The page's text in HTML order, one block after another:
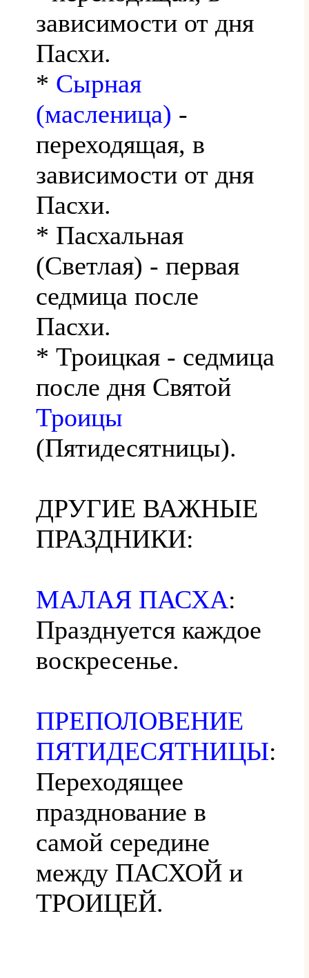
зависимости от дня
Пасхи.
* Сырная
(масленица) -
переходящая, в
зависимости от дня
Пасхи.
* Пасхальная
(Светлая) - первая
седмица после
Пасхи.
* Троицкая - седмица
после дня Святой
Троицы
(Пятидесятницы).
ДРУГИЕ ВАЖНЫЕ
ПРАЗДНИКИ:
МАЛАЯ ПАСХА:
Празднуется каждое
воскресенье.
ПРЕПОЛОВЕНИЕ
ПЯТИДЕСЯТНИЦЫ:
Переходящее
празднование в
самой середине
между ПАСХОЙ и
ТРОИЦЕЙ.